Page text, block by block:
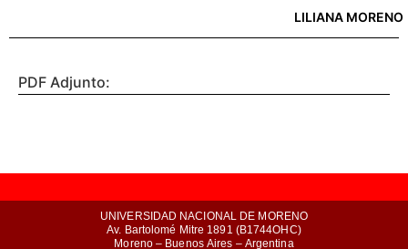
LILIANA MORENO
PDF Adjunto:
UNIVERSIDAD NACIONAL DE MORENO
Av. Bartolomé Mitre 1891 (B1744OHC)
Moreno – Buenos Aires – Argentina